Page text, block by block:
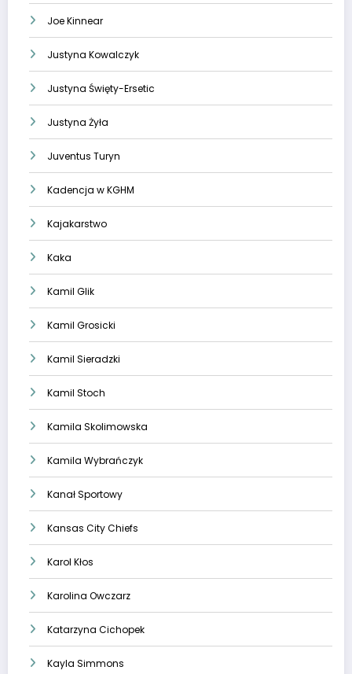
Joe Kinnear
Justyna Kowalczyk
Justyna Święty-Ersetic
Justyna Żyła
Juventus Turyn
Kadencja w KGHM
Kajakarstwo
Kaka
Kamil Glik
Kamil Grosicki
Kamil Sieradzki
Kamil Stoch
Kamila Skolimowska
Kamila Wybrańczyk
Kanał Sportowy
Kansas City Chiefs
Karol Kłos
Karolina Owczarz
Katarzyna Cichopek
Kayla Simmons